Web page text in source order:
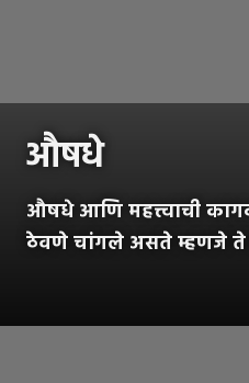
औषधे
औषधे आणि महत्त्वाची
ठेवणे चांगले असते म्हणजे ते